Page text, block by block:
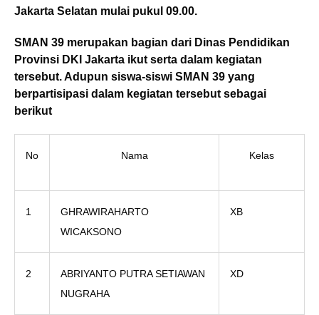
Jakarta Selatan mulai pukul 09.00.
SMAN 39 merupakan bagian dari Dinas Pendidikan
Provinsi DKI Jakarta ikut serta dalam kegiatan
tersebut. Adupun siswa-siswi SMAN 39 yang
berpartisipasi dalam kegiatan tersebut sebagai
berikut
No Nama Kelas
1
GHRAWIRAHARTO
WICAKSONO
XB
2
ABRIYANTO PUTRA SETIAWAN
NUGRAHA
XD